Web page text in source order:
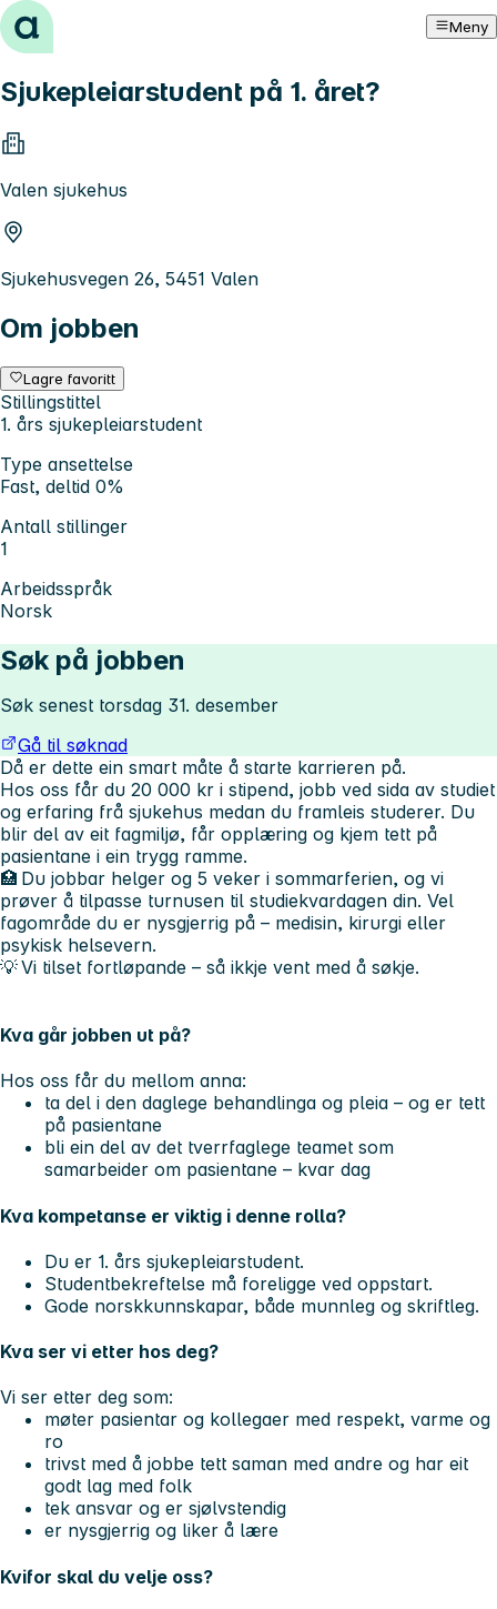
Hopp til innhold Meny
Sjukepleiarstudent på 1. året?
Valen sjukehus
Sjukehusvegen 26, 5451 Valen
Om jobben
Lagre favoritt
Stillingstittel
1. års sjukepleiarstudent
Type ansettelse
Fast, deltid 0%
Antall stillinger
1
Arbeidsspråk
Norsk
Søk på jobben
Søk senest torsdag 31. desember
Gå til søknad
Då er dette ein smart måte å starte karrieren på.
Hos oss får du 20 000 kr i stipend, jobb ved sida av studiet
og erfaring frå sjukehus medan du framleis studerer. Du
blir del av eit fagmiljø, får opplæring og kjem tett på
pasientane i ein trygg ramme.
🏥 Du jobbar helger og 5 veker i sommarferien, og vi
prøver å tilpasse turnusen til studiekvardagen din. Vel
fagområde du er nysgjerrig på – medisin, kirurgi eller
psykisk helsevern.
💡 Vi tilset fortløpande – så ikkje vent med å søkje.
Kva går jobben ut på?
Hos oss får du mellom anna:
ta del i den daglege behandlinga og pleia – og er tett
på pasientane
bli ein del av det tverrfaglege teamet som
samarbeider om pasientane – kvar dag
Kva kompetanse er viktig i denne rolla?
Du er 1. års sjukepleiarstudent.
Studentbekreftelse må foreligge ved oppstart.
Gode norskkunnskapar, både munnleg og skriftleg.
Kva ser vi etter hos deg?
Vi ser etter deg som:
møter pasientar og kollegaer med respekt, varme og
ro
trivst med å jobbe tett saman med andre og har eit
godt lag med folk
tek ansvar og er sjølvstendig
er nysgjerrig og liker å lære
Kvifor skal du velje oss?